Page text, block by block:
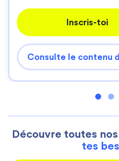
Inscris-toi
Consulte le contenu
Découvre toutes
tes